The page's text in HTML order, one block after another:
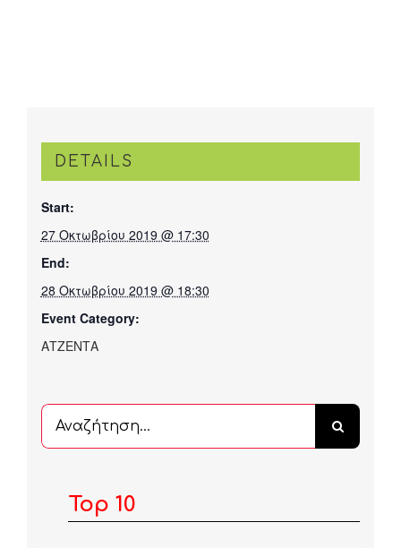
DETAILS
Start:
27 Οκτωβρίου 2019 @ 17:30
End:
28 Οκτωβρίου 2019 @ 18:30
Event Category:
ΑΤΖΕΝΤΑ
Αναζήτηση
...
Top 10